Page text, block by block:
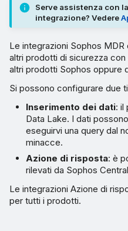
Serve assistenza con
integrazione? Vedere
Le integrazioni Sophos
altri prodotti di sicurezza
altri prodotti Sophos oppure
Si possono configurare due
Inserimento dei dati: il
Data Lake. I dati
eseguirvi una query dal
minacce.
Azione di risposta: è
rilevati da Sophos
Le integrazioni Azione di
per tutti i prodotti.